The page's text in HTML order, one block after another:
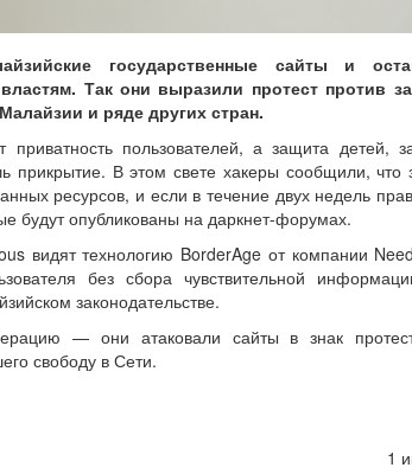
государственные сайты и
Так они выразили протест против
и ряде других стран.
пользователей, а защита детей,
В этом свете хакеры сообщили, что
ресурсов, и если в течение двух недель
будут опубликованы на даркнет-форумах.
видят технологию BorderAge от компании
без сбора чувствительной
законодательстве.
— они атаковали сайты в знак
свободу в Сети.
1